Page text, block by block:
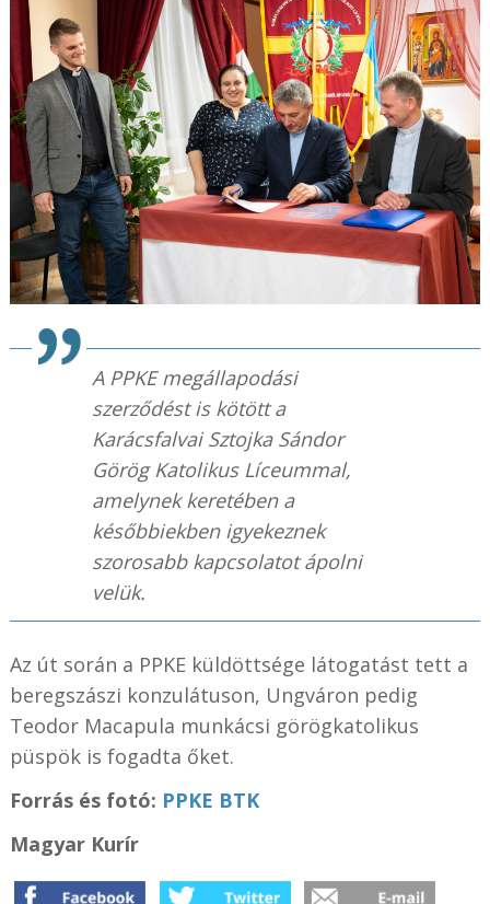
A PPKE megállapodási
szerződést is kötött a
Karácsfalvai Sztojka Sándor
Görög Katolikus Líceummal,
amelynek keretében a
későbbiekben igyekeznek
szorosabb kapcsolatot ápolni
velük.
Az út során a PPKE küldöttsége látogatást tett a
beregszászi konzulátuson, Ungváron pedig
Teodor Macapula munkácsi görögkatolikus
püspök is fogadta őket.
Forrás és fotó: PPKE BTK
Magyar Kurír